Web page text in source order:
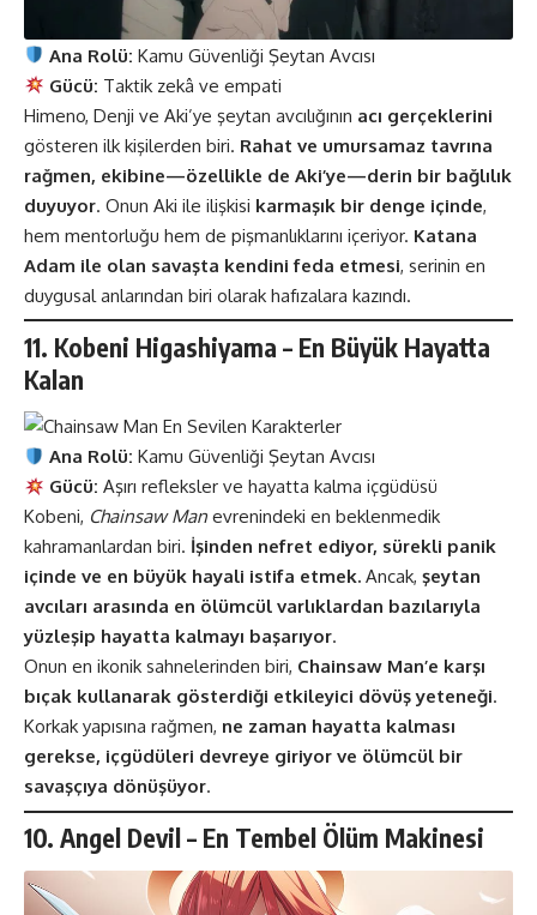
Ana Rolü: Kamu Güvenliği Şeytan Avcısı
Gücü: Taktik zekâ ve empati
Himeno, Denji ve Aki’ye şeytan avcılığının acı gerçeklerini
gösteren ilk kişilerden biri. Rahat ve umursamaz tavrına
rağmen, ekibine—özellikle de Aki’ye—derin bir bağlılık
duyuyor. Onun Aki ile ilişkisi karmaşık bir denge içinde,
hem mentorluğu hem de pişmanlıklarını içeriyor. Katana
Adam ile olan savaşta kendini feda etmesi, serinin en
duygusal anlarından biri olarak hafızalara kazındı.
11. Kobeni Higashiyama – En Büyük Hayatta
Kalan
Ana Rolü: Kamu Güvenliği Şeytan Avcısı
Gücü: Aşırı refleksler ve hayatta kalma içgüdüsü
Kobeni, Chainsaw Man evrenindeki en beklenmedik
kahramanlardan biri. İşinden nefret ediyor, sürekli panik
içinde ve en büyük hayali istifa etmek. Ancak, şeytan
avcıları arasında en ölümcül varlıklardan bazılarıyla
yüzleşip hayatta kalmayı başarıyor.
Onun en ikonik sahnelerinden biri, Chainsaw Man’e karşı
bıçak kullanarak gösterdiği etkileyici dövüş yeteneği.
Korkak yapısına rağmen, ne zaman hayatta kalması
gerekse, içgüdüleri devreye giriyor ve ölümcül bir
savaşçıya dönüşüyor.
10. Angel Devil – En Tembel Ölüm Makinesi